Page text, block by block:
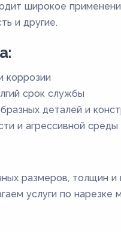
широкое
и другие.
коррозии
срок службы
деталей и
и агрессивной среды
размеров, толщин и
услуги по